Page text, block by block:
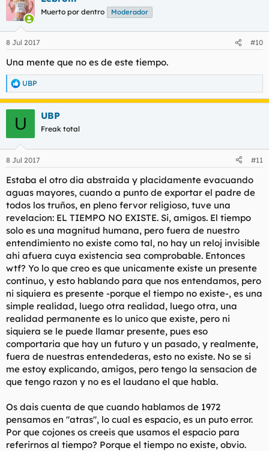
Muerto por dentro Moderador
8 Jul 2017 #10
Una mente que no es de este tiempo.
R
e
a
e
:
UBP
U UBP
Freak total
8 Jul 2017 #11
Estaba el otro dia abstraida y placidamente evacuando
aguas mayores, cuando a punto de exportar el padre de
todos los truños, en pleno fervor religioso, tuve una
revelacion: EL TIEMPO NO EXISTE. Si, amigos. El tiempo
solo es una magnitud humana, pero fuera de nuestro
entendimiento no existe como tal, no hay un reloj invisible
ahi afuera cuya existencia sea comprobable. Entonces
wtf? Yo lo que creo es que unicamente existe un presente
continuo, y esto hablando para que nos entendamos, pero
ni siquiera es presente -porque el tiempo no existe-, es una
simple realidad, luego otra realidad, luego otra, una
realidad permanente es lo unico que existe, pero ni
siquiera se le puede llamar presente, pues eso
comportaria que hay un futuro y un pasado, y realmente,
fuera de nuestras entendederas, esto no existe. No se si
me estoy explicando, amigos, pero tengo la sensacion de
que tengo razon y no es el laudano el que habla.
Os dais cuenta de que cuando hablamos de 1972
pensamos en "atras", lo cual es espacio, es un puto error.
Por que cojones os creeis que usamos el espacio para
referirnos al tiempo? Porque el tiempo no existe, obvio.